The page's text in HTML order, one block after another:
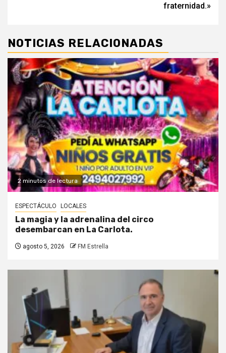
fraternidad.»
NOTICIAS RELACIONADAS
2 minutos de lectura
ESPECTÁCULO LOCALES
La magia y la adrenalina del circo
desembarcan en La Carlota.
agosto 5, 2026 FM Estrella